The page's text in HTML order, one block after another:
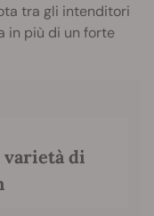
tra gli intenditori
in più di un forte
di